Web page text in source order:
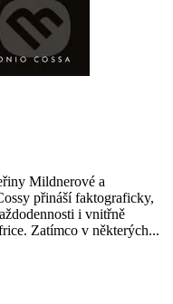
Mildnerové a
přináší faktograficky,
i vnitřně
Zatímco v některých...